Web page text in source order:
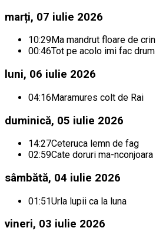
marți, 07 iulie 2026
10:29Ma mandrut floare de crin
00:46Tot pe acolo imi fac drum
luni, 06 iulie 2026
04:16Maramures colt de Rai
duminică, 05 iulie 2026
14:27Ceteruca lemn de fag
02:59Cate doruri ma-nconjoara
sâmbătă, 04 iulie 2026
01:51Urla lupii ca la luna
vineri, 03 iulie 2026